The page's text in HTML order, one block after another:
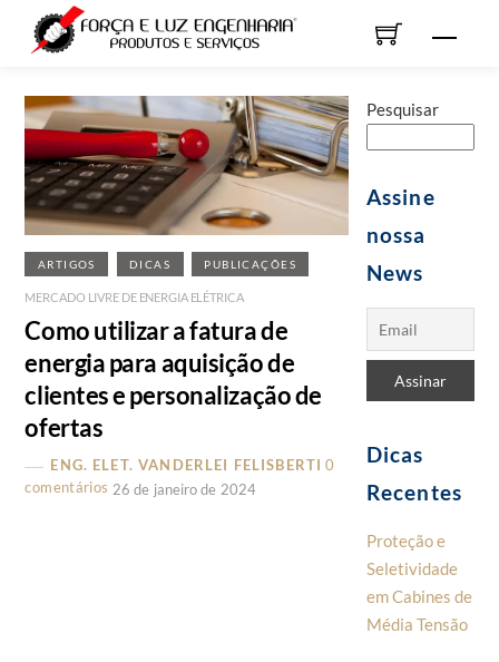
ARTIGOS DICAS PUBLICAÇÕES
MERCADO LIVRE DE ENERGIA ELÉTRICA
Como utilizar a fatura de
energia para aquisição de
clientes e personalização de
ofertas
ENG. ELET. VANDERLEI FELISBERTI 0
comentários 26 de janeiro de 2024
Pesquisar
Assine
nossa
News
Dicas
Recentes
Proteção e
Seletividade
em Cabines de
Média Tensão